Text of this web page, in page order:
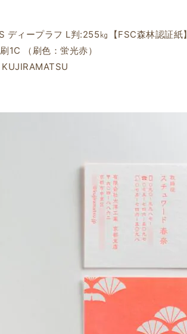
ディープラフ L判:255㎏【FSC森林認証紙】
1C （刷色：蛍光赤）